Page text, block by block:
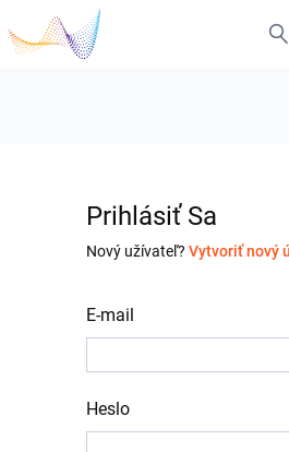
Prihlásiť Sa
Nový užívateľ? Vytvoriť nový
E-mail
Heslo